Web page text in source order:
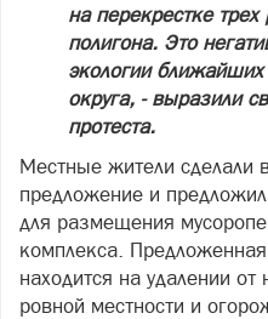
на перекрестке трех
полигона. Это
экологии
округа, - выразили
протеста.
Местные жители сделали
предложение и
для размещения
комплекса.
находится на удалении
ровной местности и